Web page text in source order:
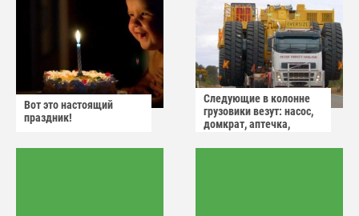
Вот это настоящий
праздник!
Следующие в колонне
грузовики везут: насос,
домкрат, аптечка,